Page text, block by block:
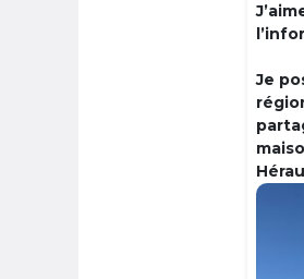
Je